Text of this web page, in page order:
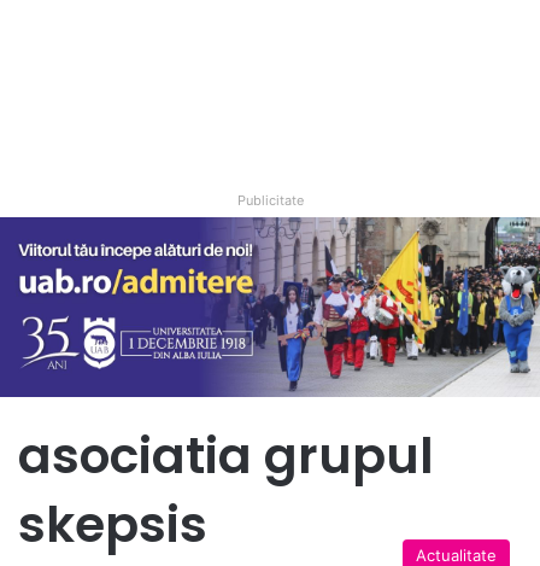
Publicitate
asociatia grupul
skepsis
Actualitate